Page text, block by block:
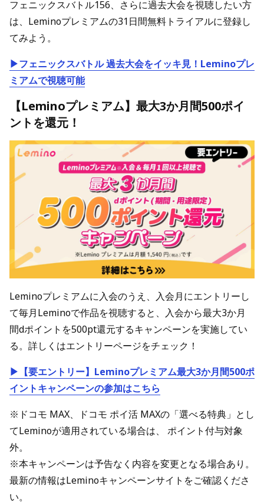
フェニックスバトル156、さらに過去大会を視聴したい方
は、Leminoプレミアムの31日間無料トライアルに登録し
てみよう。
▶フェニックスバトル 過去大会をイッキ見！Leminoプレ
ミアムで視聴可能
【Leminoプレミアム】最大3か月間500ポイ
ントを還元！
Leminoプレミアムに入会のうえ、入会月にエントリーし
て毎月Leminoで作品を視聴すると、入会から最大3か月
間dポイントを500pt還元するキャンペーンを実施してい
る。詳しくはエントリーページをチェック！
▶【要エントリー】Leminoプレミアム最大3か月間500ポ
イントキャンペーンの参加はこちら
※ドコモ MAX、ドコモ ポイ活 MAXの「選べる特典」とし
てLeminoが適用されている場合は、 ポイント付与対象
外。
※本キャンペーンは予告なく内容を変更となる場合あり。
最新の情報はLeminoキャンペーンサイトをご確認くださ
い。